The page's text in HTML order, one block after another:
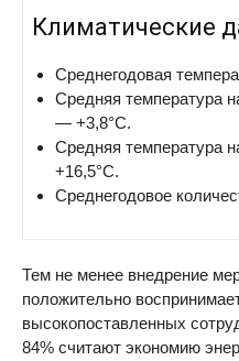
Климатические
Среднегодовая
Средняя температура
— +3,8°C.
Средняя температура
+16,5°C.
Среднегодовое
Тем не менее внедрение
положительно
высокопоставленных
84% считают экономию